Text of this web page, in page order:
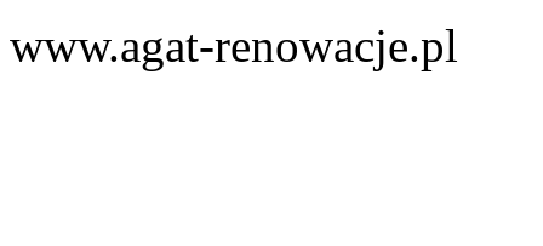
www.agat-renowacje.pl